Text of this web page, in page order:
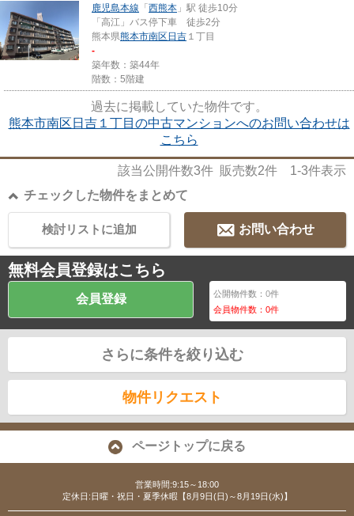
鹿児島本線 「 西熊本 」駅 徒歩10分
「高江」バス停下車 徒歩2分
熊本県熊本市南区 日吉 １丁目
-
築年数：築44年
階数：5階建
過去に掲載していた物件です。
熊本市南区日吉１丁目の中古マンションへのお問い合わせは
こちら
該当公開件数3件 販売数2件 1-3件表示
チェックした物件をまとめて
お問い合わせ
検討リストに追加
無料会員登録はこちら
会員登録 公開物件数：0件
会員物件数：0件
さらに条件を絞り込む
物件リクエスト
ページトップに戻る
営業時間:9:15～18:00
定休日:日曜・祝日・夏季休暇【8月9日(日)～8月19日(水)】